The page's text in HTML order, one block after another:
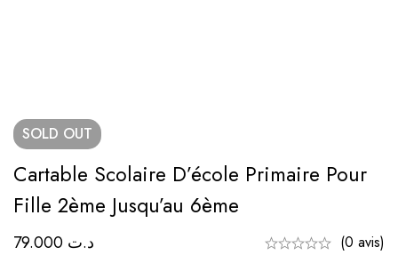
SOLD OUT
Cartable Scolaire D’école Primaire Pour
Fille 2ème Jusqu’au 6ème
د.ت (0 avis)